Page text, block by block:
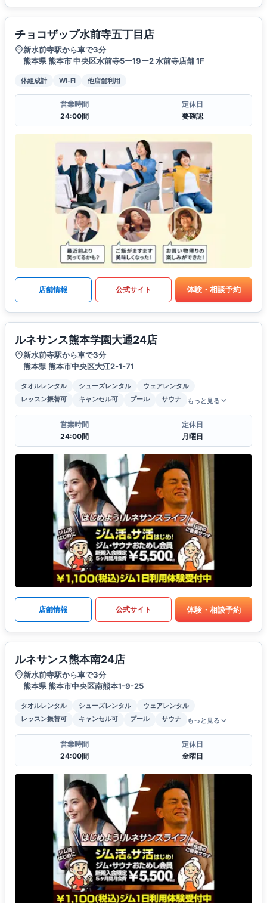
チョコザップ水前寺五丁目店
新水前寺駅から車で3分
熊本県 熊本市 中央区水前寺5ー19ー2 水前寺店舗 1F
体組成計 Wi-Fi 他店舗利用
営業時間
24:00間
定休日
要確認
店舗情報 公式サイト 体験・相談予約
ルネサンス熊本学園大通24店
新水前寺駅から車で3分
熊本県 熊本市中央区大江2-1-71
タオルレンタル シューズレンタル
ウェアレンタル
レッスン振替可
キャンセル可 プール サウナ もっと見る
営業時間
24:00間
定休日
月曜日
店舗情報 公式サイト 体験・相談予約
ルネサンス熊本南24店
新水前寺駅から車で3分
熊本県 熊本市中央区南熊本1-9-25
タオルレンタル シューズレンタル
ウェアレンタル
レッスン振替可
キャンセル可 プール サウナ もっと見る
営業時間
24:00間
定休日
金曜日